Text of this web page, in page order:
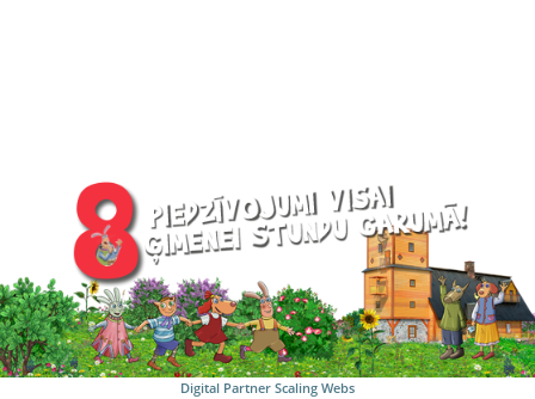
Digital Partner Scaling Webs